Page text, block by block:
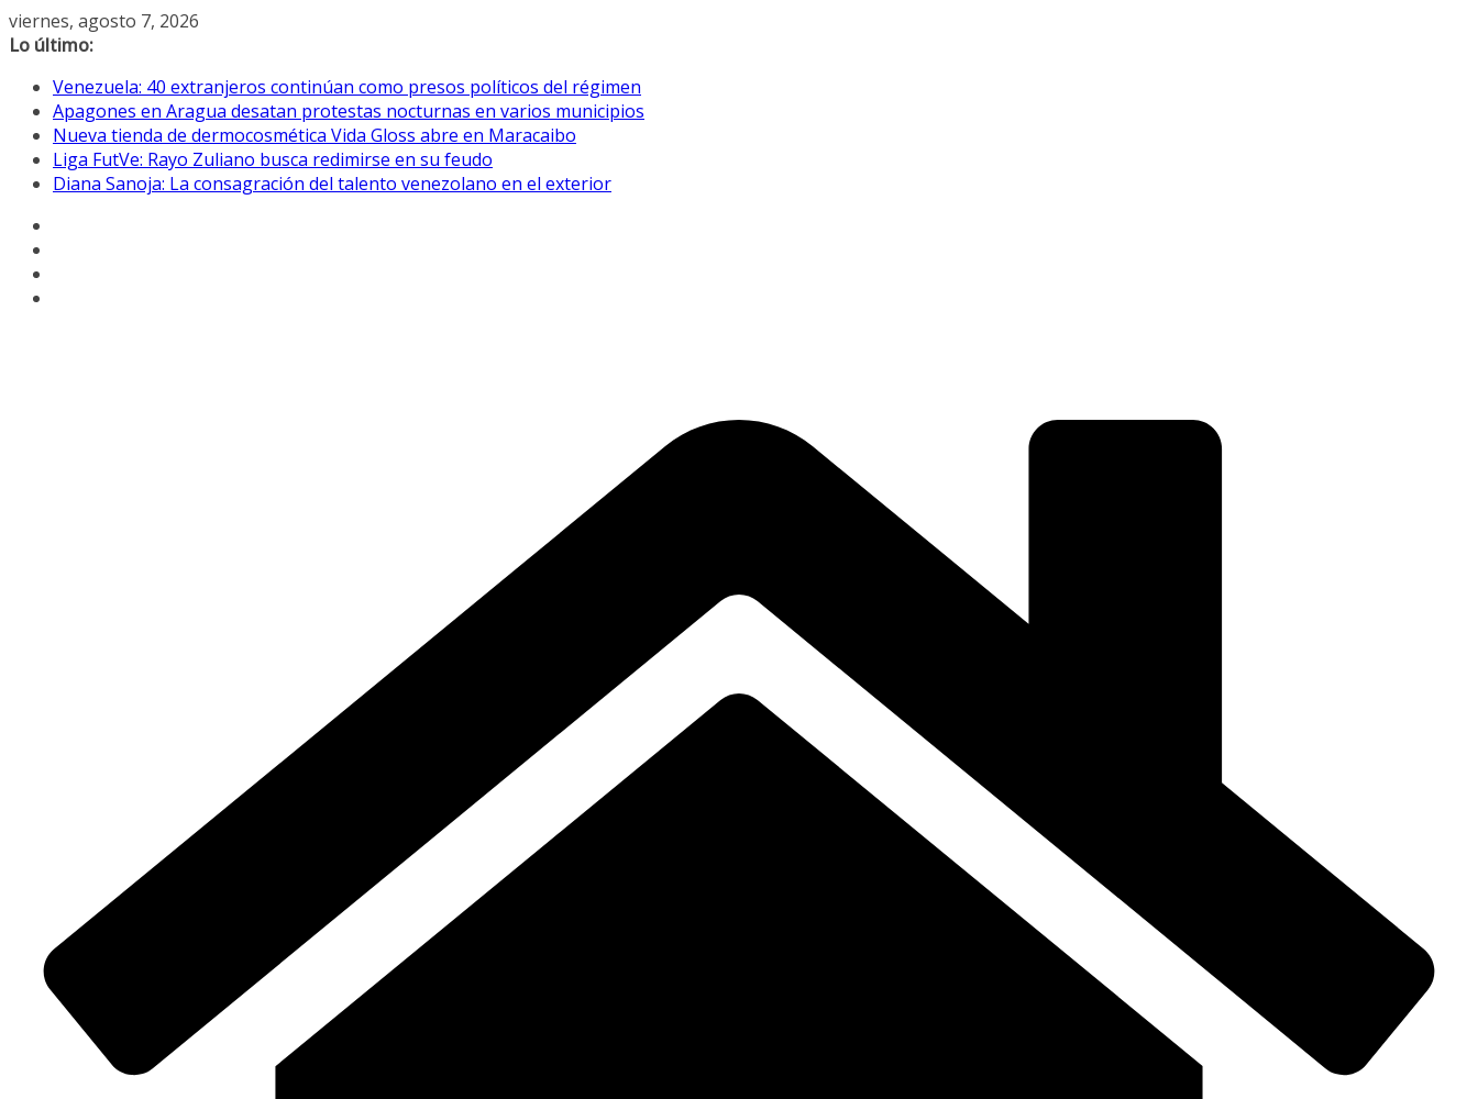
Saltar
al
viernes, agosto 7, 2026
Lo último:
Venezuela: 40 extranjeros continúan como presos políticos del régimen
Apagones en Aragua desatan protestas nocturnas en varios municipios
Nueva tienda de dermocosmética Vida Gloss abre en Maracaibo
Liga FutVe: Rayo Zuliano busca redimirse en su feudo
Diana Sanoja: La consagración del talento venezolano en el exterior